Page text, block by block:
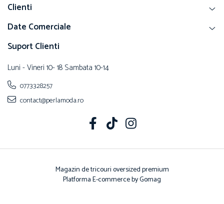
Clienti
Date Comerciale
Suport Clienti
Luni - Vineri 10- 18 Sambata 10-14
0773328257
contact@perlamoda.ro
Magazin de tricouri oversized premium
Platforma E-commerce by Gomag